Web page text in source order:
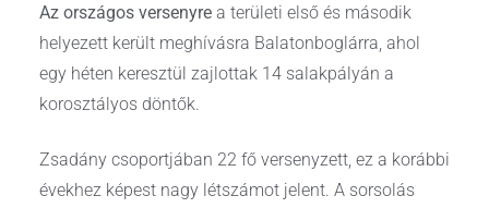
Az országos versenyre a területi első és második
helyezett került meghívásra Balatonboglárra, ahol
egy héten keresztül zajlottak 14 salakpályán a
korosztályos döntők.
Zsadány csoportjában 22 fő versenyzett, ez a korábbi
évekhez képest nagy létszámot jelent. A sorsolás